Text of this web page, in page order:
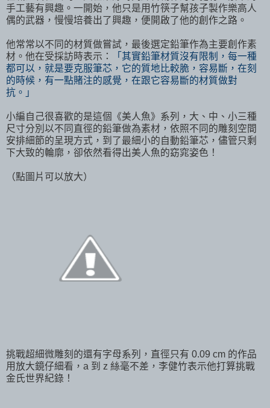
手工藝有興趣。一開始，他只是用竹筷子幫孩子製作樂高人
偶的武器，慢慢培養出了興趣，便開啟了他的創作之路。
他常常以不同的材質做嘗試，最後選定鉛筆作為主要創作素
材。他在受採訪時表示：
「其實鉛筆材質沒有限制，每一種
都可以，就是要克服筆芯，它的質地比較脆，容易斷，在刻
的時候，有一點賭注的感覺，在跟它容易斷的材質做對
抗。」
小編自己很喜歡的是這個《美人魚》系列，大、中、小三種
尺寸分別以不同直徑的鉛筆做為素材，依照不同的雕刻空間
安排細節的呈現方式，到了最細小的自動鉛筆芯，儘管只剩
下大致的輪廓，卻依然看得出美人魚的窈窕姿色！
（點圖片可以放大）
挑戰超細微雕刻的還有字母系列，直徑只有 0.09 cm 的作品
用放大鏡仔細看，a 到 z 絲毫不差，李健竹表示他打算挑戰
金氏世界紀錄！